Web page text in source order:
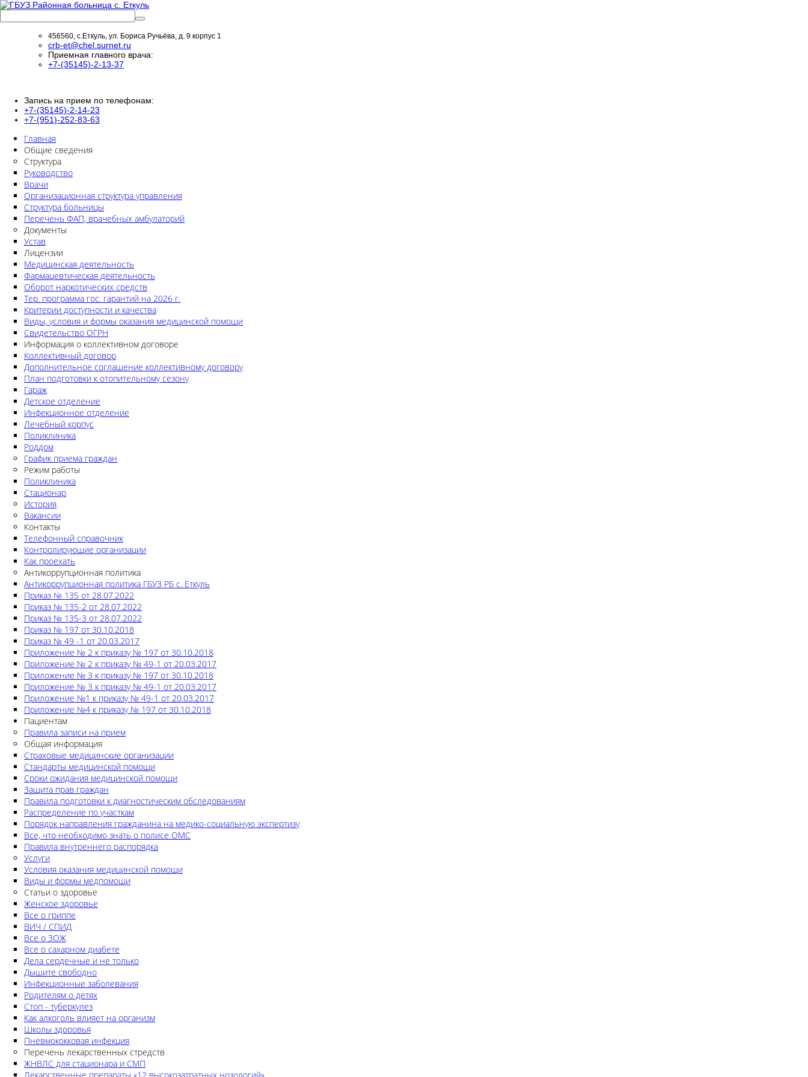
456560, с.Еткуль, ул. Бориса Ручьёва, д. 9 корпус 1
crb-et@chel.surnet.ru
Приемная главного врача:
+7-(35145)-2-13-37
Запись на прием по телефонам:
+7-(35145)-2-14-23
+7-(951)-252-83-63
Главная
Общие сведения
Структура
Руководство
Врачи
Организационная структура управления
Структура больницы
Перечень ФАП, врачебных амбулаторий
Документы
Устав
Лицензии
Медицинская деятельность
Фармацевтическая деятельность
Оборот наркотических средств
Тер. программа гос. гарантий на 2026 г.
Критерии доступности и качества
Виды, условия и формы оказания медицинской помощи
Свидетельство ОГРН
Информация о коллективном договоре
Коллективный договор
Дополнительное соглашение коллективному договору
План подготовки к отопительному сезону
Гараж
Детское отделение
Инфекционное отделение
Лечебный корпус
Поликлиника
Роддом
График приема граждан
Режим работы
Поликлиника
Стационар
История
Вакансии
Контакты
Телефонный справочник
Контролирующие организации
Как проехать
Антикоррупционная политика
Антикоррупционная политика ГБУЗ РБ с. Еткуль
Приказ № 135 от 28.07.2022
Приказ № 135-2 от 28.07.2022
Приказ № 135-3 от 28.07.2022
Приказ № 197 от 30.10.2018
Приказ № 49 -1 от 20.03.2017
Приложение № 2 к приказу № 197 от 30.10.2018
Приложение № 2 к приказу № 49-1 от 20.03.2017
Приложение № 3 к приказу № 197 от 30.10.2018
Приложение № 3 к приказу № 49-1 от 20.03.2017
Приложение №1 к приказу № 49-1 от 20.03.2017
Приложение №4 к приказу № 197 от 30.10.2018
Пациентам
Правила записи на прием
Общая информация
Страховые медицинские организации
Стандарты медицинской помощи
Сроки ожидания медицинской помощи
Защита прав граждан
Правила подготовки к диагностическим обследованиям
Распределение по участкам
Порядок направления гражданина на медико-социальную экспертизу
Все, что необходимо знать о полисе ОМС
Правила внутреннего распорядка
Услуги
Условия оказания медицинской помощи
Виды и формы медпомощи
Статьи о здоровье
Женское здоровье
Все о гриппе
ВИЧ / СПИД
Все о ЗОЖ
Все о сахарном диабете
Дела сердечные и не только
Дышите свободно
Инфекционные заболевания
Родителям о детях
Стоп - туберкулез
Как алкоголь влияет на организм
Школы здоровья
Пневмококковая инфекция
Перечень лекарственных стредств
ЖНВЛС для стационара и СМП